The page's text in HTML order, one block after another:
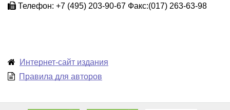
Телефон: +7 (495) 203-90-67 Факс:(017) 263-63-98
Интернет-сайт издания
Правила для авторов